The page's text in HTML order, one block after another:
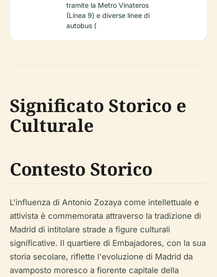
tramite la Metro Vinateros
(Linea 9) e diverse linee di
autobus (
Significato Storico e
Culturale
Contesto Storico
L'influenza di Antonio Zozaya come intellettuale e
attivista è commemorata attraverso la tradizione di
Madrid di intitolare strade a figure culturali
significative. Il quartiere di Embajadores, con la sua
storia secolare, riflette l'evoluzione di Madrid da
avamposto moresco a fiorente capitale della